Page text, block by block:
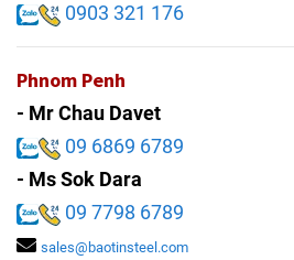
0903 321 176
Phnom Penh
- Mr Chau Davet
09 6869 6789
- Ms Sok Dara
09 7798 6789
sales@baotinsteel.com